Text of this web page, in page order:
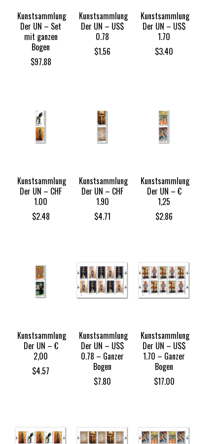
Kunstsammlung
Der UN – Set
mit ganzen
Bogen
$97.88
Kunstsammlung
Der UN – US$
0.78
$1.56
Kunstsammlung
Der UN – US$
1.70
$3.40
Kunstsammlung
Der UN – CHF
1.00
$2.48
Kunstsammlung
Der UN – CHF
1.90
$4.71
Kunstsammlung
Der UN – €
1,25
$2.86
Kunstsammlung
Der UN – €
2,00
$4.57
Kunstsammlung
Der UN – US$
0.78 – Ganzer
Bogen
$7.80
Kunstsammlung
Der UN – US$
1.70 – Ganzer
Bogen
$17.00